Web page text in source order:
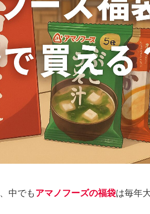
中でも アマノフーズの福袋は毎年